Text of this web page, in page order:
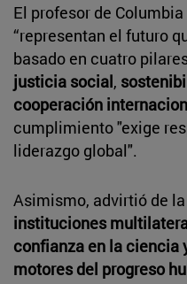
El profesor de
“representan el futuro
basado en cuatro
justicia social,
cooperación
cumplimiento "exige
liderazgo global".
Asimismo, advirtió de la
instituciones
confianza en la ciencia
motores del progreso